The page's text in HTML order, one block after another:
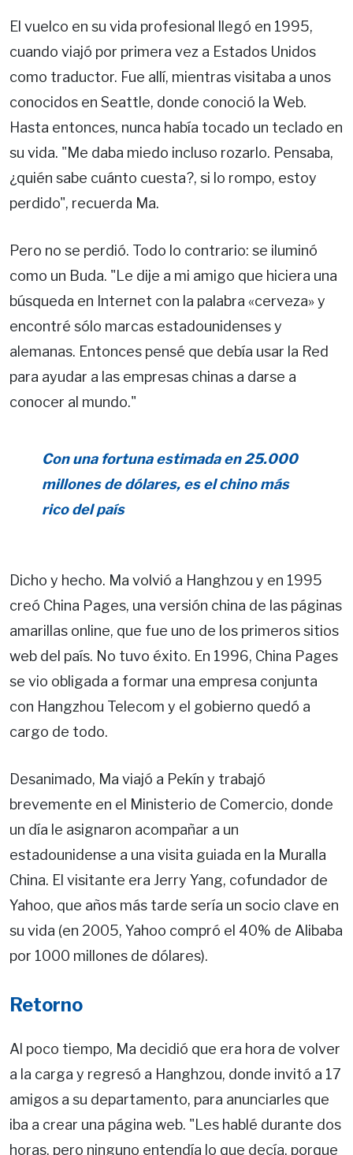
El vuelco en su vida profesional llegó en 1995,
cuando viajó por primera vez a Estados Unidos
como traductor. Fue allí, mientras visitaba a unos
conocidos en Seattle, donde conoció la Web.
Hasta entonces, nunca había tocado un teclado en
su vida. "Me daba miedo incluso rozarlo. Pensaba,
¿quién sabe cuánto cuesta?, si lo rompo, estoy
perdido", recuerda Ma.
Pero no se perdió. Todo lo contrario: se iluminó
como un Buda. "Le dije a mi amigo que hiciera una
búsqueda en Internet con la palabra «cerveza» y
encontré sólo marcas estadounidenses y
alemanas. Entonces pensé que debía usar la Red
para ayudar a las empresas chinas a darse a
conocer al mundo."
Con una fortuna estimada en 25.000
millones de dólares, es el chino más
rico del país
Dicho y hecho. Ma volvió a Hanghzou y en 1995
creó China Pages, una versión china de las páginas
amarillas online, que fue uno de los primeros sitios
web del país. No tuvo éxito. En 1996, China Pages
se vio obligada a formar una empresa conjunta
con Hangzhou Telecom y el gobierno quedó a
cargo de todo.
Desanimado, Ma viajó a Pekín y trabajó
brevemente en el Ministerio de Comercio, donde
un día le asignaron acompañar a un
estadounidense a una visita guiada en la Muralla
China. El visitante era Jerry Yang, cofundador de
Yahoo, que años más tarde sería un socio clave en
su vida (en 2005, Yahoo compró el 40% de Alibaba
por 1000 millones de dólares).
Retorno
Al poco tiempo, Ma decidió que era hora de volver
a la carga y regresó a Hanghzou, donde invitó a 17
amigos a su departamento, para anunciarles que
iba a crear una página web. "Les hablé durante dos
horas, pero ninguno entendía lo que decía, porque